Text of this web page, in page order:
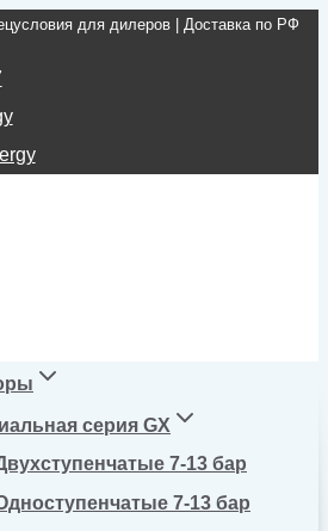
для дилеров | Доставка по РФ
серия GX
7-13 бар
7-13 бар